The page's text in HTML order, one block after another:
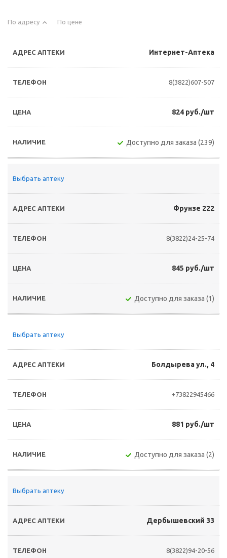
По адресу По цене
Интернет-Аптека
8(3822)607-507
824 руб./шт
Доступно для заказа (239)
Выбрать аптеку
Фрунзе 222
8(3822)24-25-74
845 руб./шт
Доступно для заказа (1)
Выбрать аптеку
Болдырева ул., 4
+73822945466
881 руб./шт
Доступно для заказа (2)
Выбрать аптеку
Дербышевский 33
8(3822)94-20-56